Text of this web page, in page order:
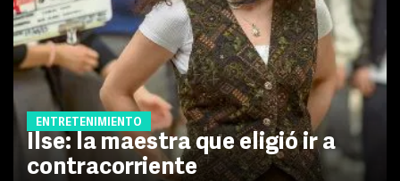
ENTRETENIMIENTO
Ilse: la maestra que eligió ir a
contracorriente